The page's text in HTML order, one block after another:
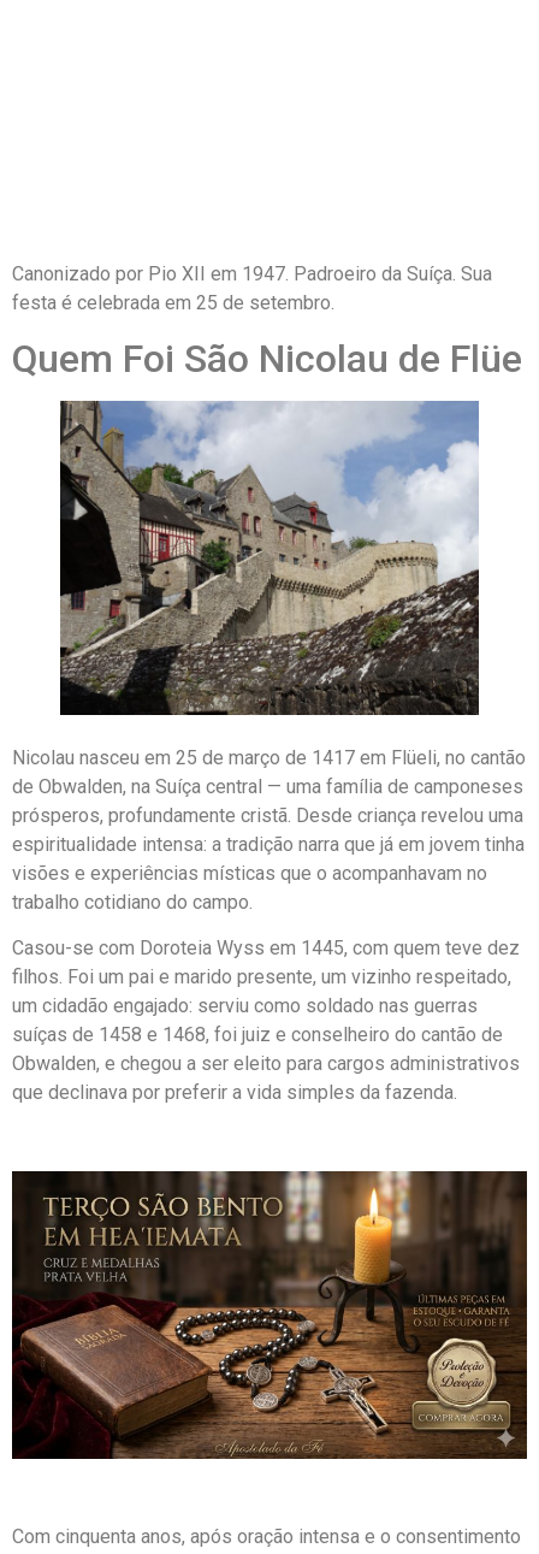
Canonizado por Pio XII em 1947. Padroeiro da Suíça. Sua
festa é celebrada em 25 de setembro.
Quem Foi São Nicolau de Flüe
Nicolau nasceu em 25 de março de 1417 em Flüeli, no cantão
de Obwalden, na Suíça central — uma família de camponeses
prósperos, profundamente cristã. Desde criança revelou uma
espiritualidade intensa: a tradição narra que já em jovem tinha
visões e experiências místicas que o acompanhavam no
trabalho cotidiano do campo.
Casou-se com Doroteia Wyss em 1445, com quem teve dez
filhos. Foi um pai e marido presente, um vizinho respeitado,
um cidadão engajado: serviu como soldado nas guerras
suíças de 1458 e 1468, foi juiz e conselheiro do cantão de
Obwalden, e chegou a ser eleito para cargos administrativos
que declinava por preferir a vida simples da fazenda.
Com cinquenta anos, após oração intensa e o consentimento